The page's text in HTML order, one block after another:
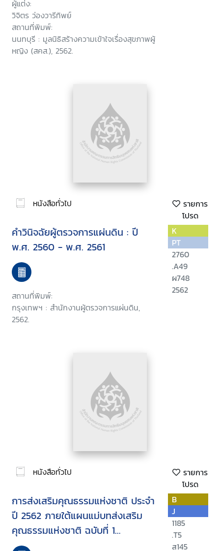
ผู้แต่ง:
วิจิตร ว่องวารีทิพย์
สถานที่พิมพ์:
นนทบุรี : มูลนิธิสร้างความเข้าใจเรื่องสุขภาพผู้
หญิง (สคส.), 2562.
หนังสือทั่วไป
รายการ
โปรด
คำวินิจฉัยผู้ตรวจการแผ่นดิน : ปี
พ.ศ. 2560 - พ.ศ. 2561
สถานที่พิมพ์:
กรุงเทพฯ : สำนักงานผู้ตรวจการแผ่นดิน,
2562.
K
PT
2760
.A49
ผ748
2562
หนังสือทั่วไป
รายการ
โปรด
การส่งเสริมคุณธรรมแห่งชาติ ประจำ
ปี 2562 ภายใต้แผนแม่บทส่งเสริม
คุณธรรมแห่งชาติ ฉบับที่ 1
(พ.ศ.2559 - 2564)
B
J
1185
.T5
ส145